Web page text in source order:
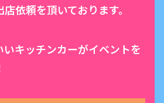
依頼を頂いております。
いキッチンカーがイベントを